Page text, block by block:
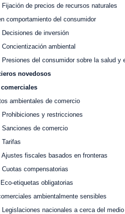
de recursos naturales
del consumidor
inversión
ambiental
sobre la salud y el
novedosos
de comercio
restricciones
comercio
en fronteras
obligatorias
sensibles
a cerca del medio